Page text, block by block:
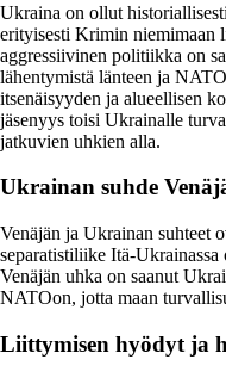
Ukraina on ollut
erityisesti Krimin niemimaan
aggressiivinen politiikka on
lähentymistä länteen ja
itsenäisyyden ja alueellisen
jäsenyys toisi Ukrainalle
jatkuvien uhkien alla.
Ukrainan suhde
Venäjän ja Ukrainan suhteet
separatistiliike Itä-
Venäjän uhka on saanut
NATOon, jotta maan
Liittymisen hyödyt ja